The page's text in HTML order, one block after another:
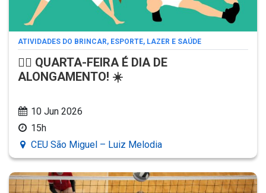
ATIVIDADES DO BRINCAR, ESPORTE, LAZER E SAÚDE
🧘‍♂️ QUARTA-FEIRA É DIA DE
ALONGAMENTO! ☀️
10 Jun 2026
15h
CEU São Miguel – Luiz Melodia